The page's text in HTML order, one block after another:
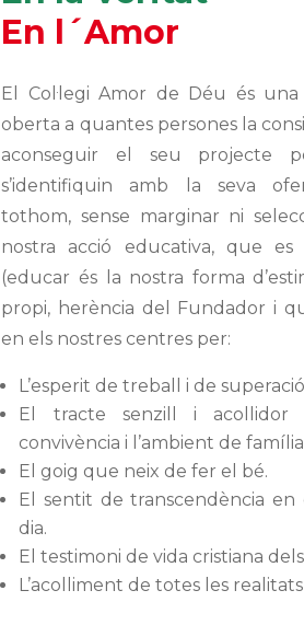
En l´Amor
El Col·legi Amor de Déu és una
oberta a quantes persones la
aconseguir el seu projecte
s’identifiquin amb la seva
tothom, sense marginar ni
nostra acció educativa, que es
(educar és la nostra forma
propi, herència del Fundador i
en els nostres centres per:
L’esperit de treball i de
El tracte senzill i acollidor
convivència i l’ambient de
El goig que neix de fer el bé.
El sentit de transcendència en
dia.
El testimoni de vida cristiana
L’acolliment de totes les realitats